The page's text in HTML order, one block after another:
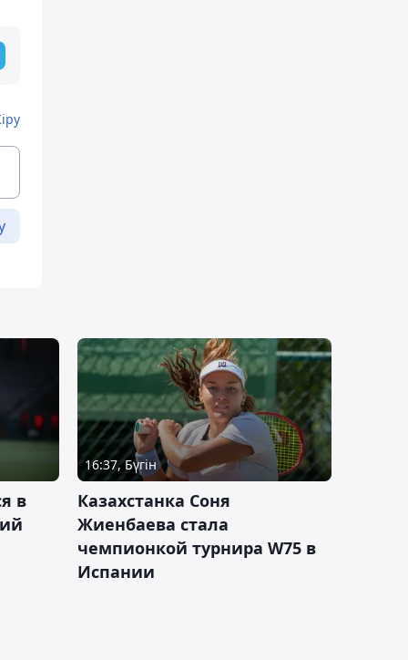
в
16:37, Бүгін
Казахстанка Соня
Жиенбаева стала
чемпионкой турнира W75 в
Испании